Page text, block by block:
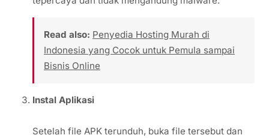
Read also: Penyedia Hosting Murah di
Indonesia yang Cocok untuk Pemula sampai
Bisnis Online
Instal Aplikasi
Setelah file APK terunduh, buka file tersebut dan